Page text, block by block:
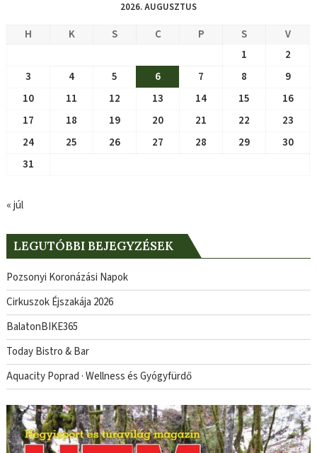
2026. AUGUSZTUS
H K S C P S
V
1
2
3
4 5 6 7 8
9
10
11 12 13 14 15
16
17
18 19 20 21 22
23
24
25 26 27 28 29
30
31
« júl
LEGUTÓBBI BEJEGYZÉSEK
Pozsonyi Koronázási Napok
Cirkuszok Éjszakája 2026
BalatonBIKE365
Today Bistro & Bar
Aquacity Poprad · Wellness és Gyógyfürdő